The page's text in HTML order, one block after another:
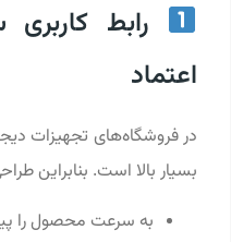
رابط کاربری
اعتماد
در فروشگاه‌های تجهیزات
بسیار بالا است. بنابراین
به سرعت محصول را